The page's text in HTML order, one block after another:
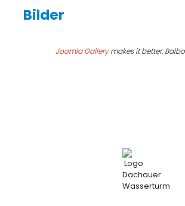
Joomla Gallerymakes it better.